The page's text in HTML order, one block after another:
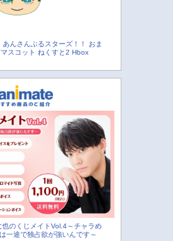
あんさんぶるスターズ！！ おま
スコット ねくすと2 Hbox
也のくじメイトVol.4～チャラめ
一途で独占欲が強いんです～